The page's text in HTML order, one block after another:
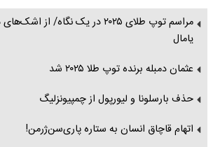
مراسم توپ طلای ۲۰۲۵ در یک نگاه/
یامال
عثمان دمبله برنده توپ طلا ۲۰۲۵ شد
حذف بارسلونا و لیورپول از چمپیونزلیگ
اتهام قاچاق انسان به ستاره پاری‌سن‌ژرمن!